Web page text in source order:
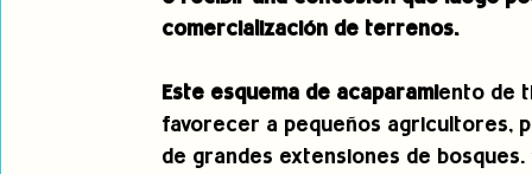
comercialización de terrenos.
Este esquema de acaparamiento de
favorecer a pequeños agricultores,
de grandes extensiones de